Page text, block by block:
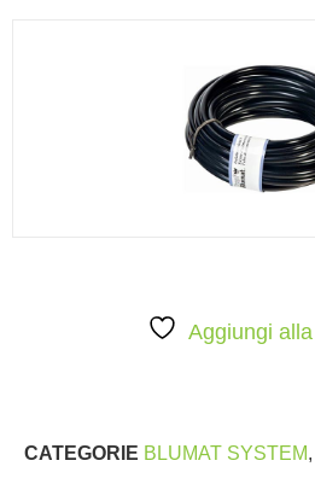
Aggiungi
CATEGORIE BLUMAT SYSTEM,